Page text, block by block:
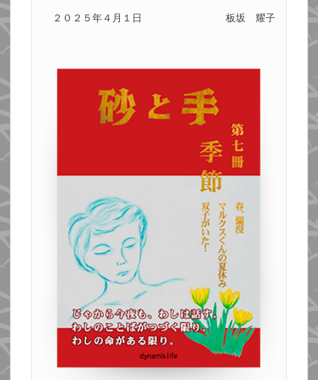
２０２５年４月１日 板坂 耀子